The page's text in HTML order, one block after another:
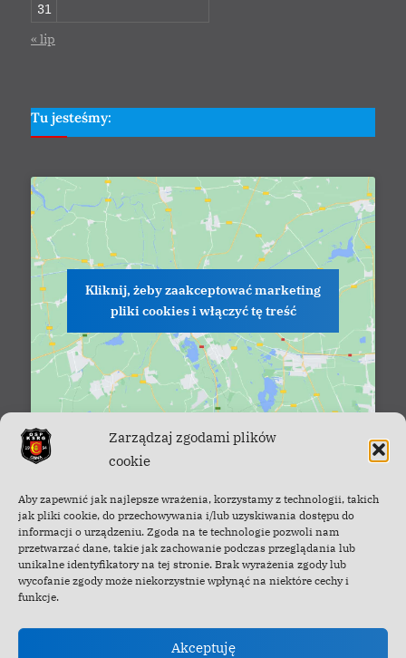
Zarządzaj zgodami plików
cookie
Aby zapewnić jak najlepsze wrażenia, korzystamy z technologii, takich
jak pliki cookie, do przechowywania i/lub uzyskiwania dostępu do
informacji o urządzeniu. Zgoda na te technologie pozwoli nam
przetwarzać dane, takie jak zachowanie podczas przeglądania lub
unikalne identyfikatory na tej stronie. Brak wyrażenia zgody lub
wycofanie zgody może niekorzystnie wpłynąć na niektóre cechy i
funkcje.
Akceptuję
31
« lip
Tu jesteśmy:
Kliknij, żeby zaakceptować marketing
pliki cookies i włączyć tę treść
Facebook - OSP Cisna